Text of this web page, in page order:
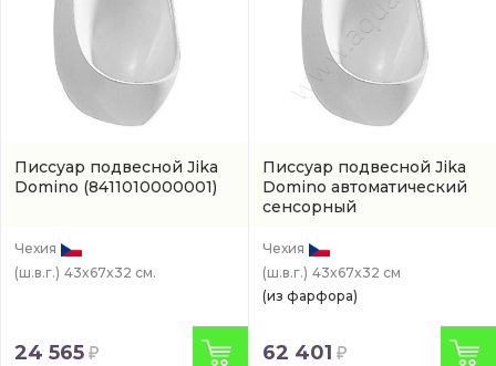
Писсуар подвесной Jika
Domino (8411010000001)
Чехия
(ш.в.г.) 43x67x32 см.
24 565
Писсуар подвесной Jika
Domino автоматический
сенсорный
Чехия
(ш.в.г.) 43x67x32 см
(из фарфора)
62 401